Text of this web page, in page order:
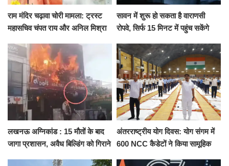
राम मंदिर चढ़ावा चोरी मामला: ट्रस्ट
महासचिव चंपत राय और अनिल मिश्रा
को नहीं...
सावन में शुरू हो सकता है वाराणसी
रोपवे, सिर्फ 15 मिनट में पहुंच सकेंगे
किराया
लखनऊ अग्निकांड : 15 मौतों के बाद
जागा प्रशासन, अवैध बिल्डिंग को गिराने
अंतरराष्ट्रीय योग दिवस: योग संगम में
600 NCC कैडेटों ने किया सामूहिक